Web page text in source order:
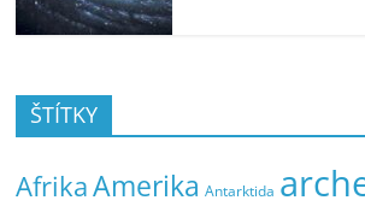
ŠTÍTKY
AfrikaAmerika Antarktida